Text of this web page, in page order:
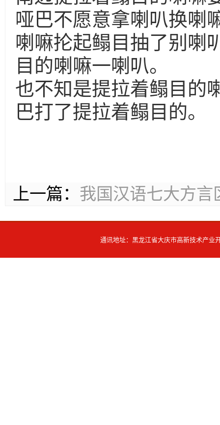
哑巴不愿意拿喇叭换喇
喇嘛抡起鳎目抽了别喇
目的喇嘛一喇叭。
也不知是提拉着鳎目的
巴打了提拉着鳎目的。
上一篇： 我国汉语七大方言
通讯地址：黑龙江省大庆市高新技术产